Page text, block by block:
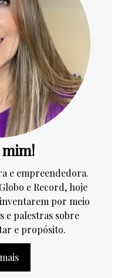
e empreendedora.
e Record, hoje
por meio
e palestras sobre
e propósito.